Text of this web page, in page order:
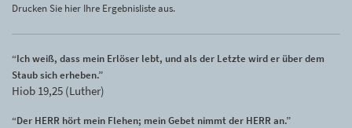
Drucken Sie hier Ihre Ergebnisliste aus.
“Ich weiß, dass mein Erlöser lebt, und als der Letzte wird er über dem
Staub sich erheben.”
Hiob 19,25 (Luther)
“Der HERR hört mein Flehen; mein Gebet nimmt der HERR an.”